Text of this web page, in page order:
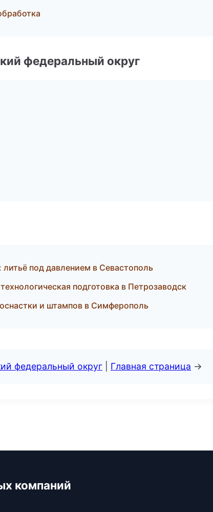
федеральный округ
под давлением в Севастополь
подготовка в Петрозаводск
и штампов в Симферополь
федеральный округ Главная страница →
компаний